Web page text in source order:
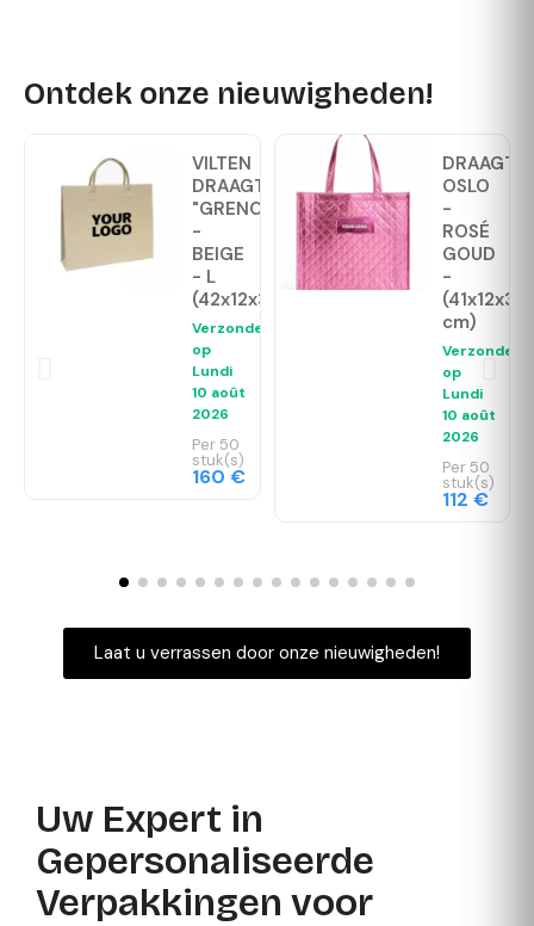
Ontdek onze nieuwigheden!
VILTEN
DRAAGTAS
"GRENOBLE"
-
BEIGE
- L
(42x12x35cm)
Verzonden
op
Lundi
10 août
2026
Per 50
stuk(s)
160 €
OSLO
-
ROSÉ
GOUD
-
(41x12x35
cm)
Verzonden
op
Lundi
10 août
2026
Per 50
stuk(s)
112 €
Laat u verrassen door onze nieuwigheden!
Uw Expert in
Gepersonaliseerde
Verpakkingen voor